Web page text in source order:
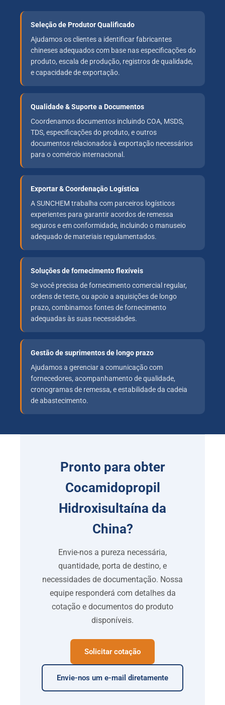
Seleção de Produtor Qualificado
Ajudamos os clientes a identificar fabricantes
chineses adequados com base nas especificações do
produto, escala de produção, registros de qualidade,
e capacidade de exportação.
Qualidade & Suporte a Documentos
Coordenamos documentos incluindo COA, MSDS,
TDS, especificações do produto, e outros
documentos relacionados à exportação necessários
para o comércio internacional.
Exportar & Coordenação Logística
A SUNCHEM trabalha com parceiros logísticos
experientes para garantir acordos de remessa
seguros e em conformidade, incluindo o manuseio
adequado de materiais regulamentados.
Soluções de fornecimento flexíveis
Se você precisa de fornecimento comercial regular,
ordens de teste, ou apoio a aquisições de longo
prazo, combinamos fontes de fornecimento
adequadas às suas necessidades.
Gestão de suprimentos de longo prazo
Ajudamos a gerenciar a comunicação com
fornecedores, acompanhamento de qualidade,
cronogramas de remessa, e estabilidade da cadeia
de abastecimento.
Pronto para obter
Cocamidopropil
Hidroxisultaína da
China?
Envie-nos a pureza necessária,
quantidade, porta de destino, e
necessidades de documentação. Nossa
equipe responderá com detalhes da
cotação e documentos do produto
disponíveis.
Solicitar cotação
Envie-nos um e-mail diretamente